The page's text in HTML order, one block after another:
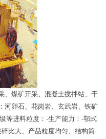
、煤矿开采、混凝土搅拌站、干
河卵石、花岗岩、玄武岩、铁矿
等进料粒度：-生产能力：-鄂式
比大、产品粒度均匀、结构简